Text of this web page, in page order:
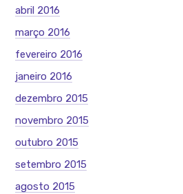
abril 2016
março 2016
fevereiro 2016
janeiro 2016
dezembro 2015
novembro 2015
outubro 2015
setembro 2015
agosto 2015